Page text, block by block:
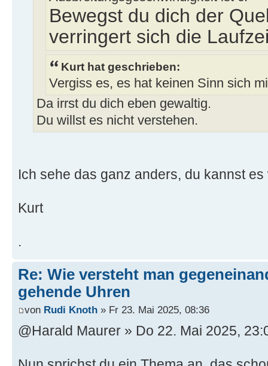
Bewegst du dich der
verringert sich die
Kurt hat geschrieben:
Vergiss es, es hat keinen Sinn sich
Da irrst du dich eben gewaltig.
Du willst es nicht verstehen.
Ich sehe das ganz anders, du kannst
Kurt
.
Re: Wie versteht man
gehende Uhren
von Rudi Knoth » Fr 23. Mai 2025, 08:36
@Harald Maurer » Do 22. Mai 2025,